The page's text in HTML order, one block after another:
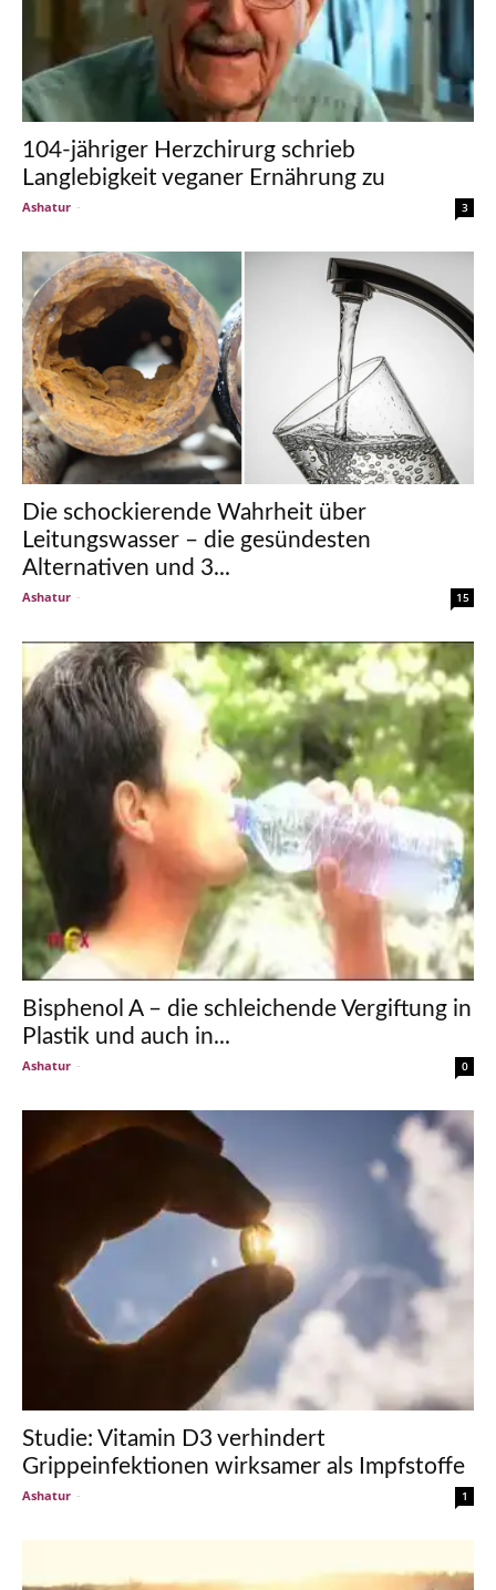
104-jähriger Herzchirurg schrieb
Langlebigkeit veganer Ernährung zu
Ashatur - 3
Die schockierende Wahrheit über
Leitungswasser – die gesündesten
Alternativen und 3...
Ashatur - 15
Bisphenol A – die schleichende Vergiftung in
Plastik und auch in...
Ashatur - 0
Studie: Vitamin D3 verhindert
Grippeinfektionen wirksamer als Impfstoffe
Ashatur - 1